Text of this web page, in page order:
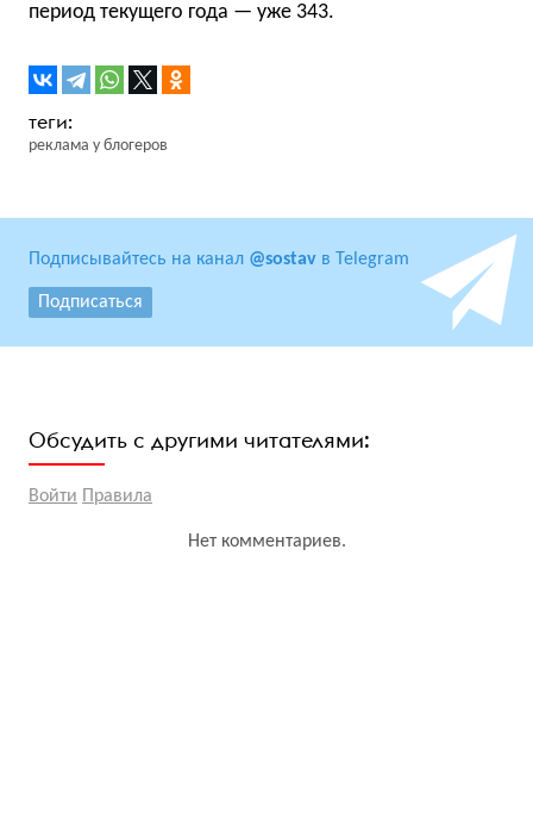
период текущего года — уже 343.
реклама у блогеров
Подписывайтесь на канал @sostav в Telegram
Подписаться
Обсудить с другими читателями:
Войти Правила
Нет комментариев.